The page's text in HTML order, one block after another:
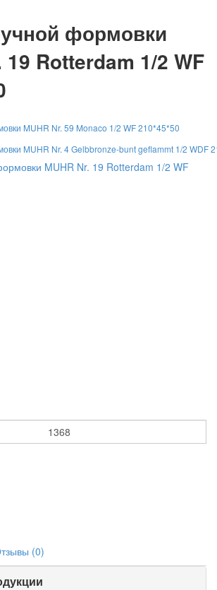
формовки
19 Rotterdam 1/2 WF
MUHR Nr. 59 Monaco 1/2 WF 210*45*50
MUHR Nr. 4 Gelbbronze-bunt geflammt 1/2 WDF
(0)